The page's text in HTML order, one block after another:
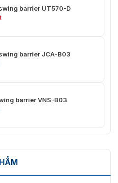
barrier UT570-D
barrier JCA-B03
barrier VNS-B03